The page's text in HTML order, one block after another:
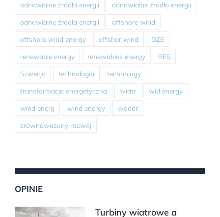
odnawialne źródła energii odnawialne źródła energii
odnawialne źródła energii offshore wind
offshore wind energy offshor wind OZE
renewable energy renewables energy RES
Szwecja technologia technology
transformacja energetyczna wiatr wid energy
wind energ wind energy wodór
zrównoważony rozwój
OPINIE
Turbiny wiatrowe a